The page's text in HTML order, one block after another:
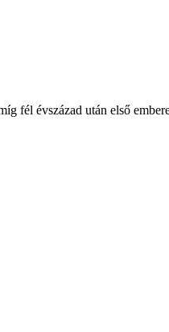
fél évszázad után első